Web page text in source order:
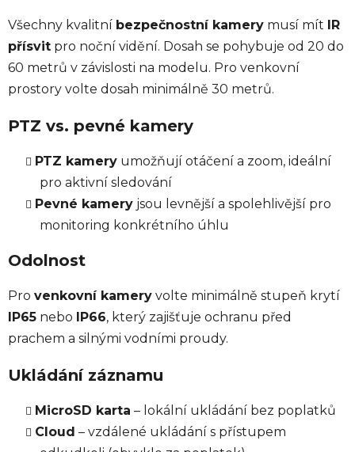
Všechny kvalitní bezpečnostní kamery musí mít IR
přísvit pro noční vidění. Dosah se pohybuje od 20 do
60 metrů v závislosti na modelu. Pro venkovní
prostory volte dosah minimálně 30 metrů.
PTZ vs. pevné kamery
PTZ kamery umožňují otáčení a zoom, ideální
pro aktivní sledování
Pevné kamery jsou levnější a spolehlivější pro
monitoring konkrétního úhlu
Odolnost
Pro venkovní kamery volte minimálně stupeň krytí
IP65 nebo IP66, který zajišťuje ochranu před
prachem a silnými vodními proudy.
Ukládání záznamu
MicroSD karta – lokální ukládání bez poplatků
Cloud – vzdálené ukládání s přístupem